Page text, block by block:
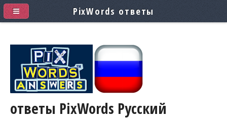
ответы PixWords Pусский
PixWords ответы